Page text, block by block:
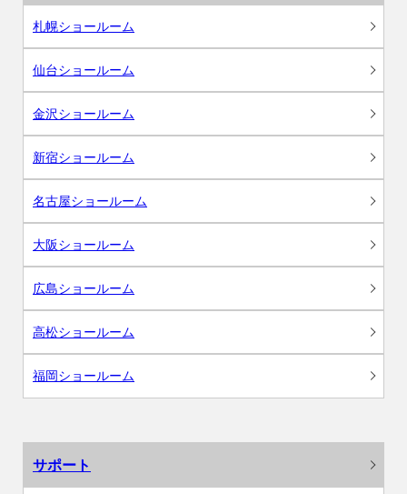
札幌ショールーム
仙台ショールーム
金沢ショールーム
新宿ショールーム
名古屋ショールーム
大阪ショールーム
広島ショールーム
高松ショールーム
福岡ショールーム
サポート